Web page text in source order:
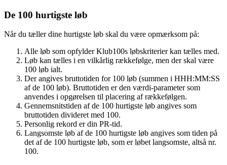
De 100 hurtigste løb
Når du tæller dine hurtigste løb skal du være opmærksom på:
Alle løb som opfylder Klub100s løbskriterier kan tælles med.
Løb kan tælles i en vilkårlig rækkefølge, men der skal være
100 løb ialt.
Der angives bruttotiden for 100 løb (summen i HHH:MM:SS
af de 100 løb). Bruttotiden er den værdi-parameter som
anvendes i opgørelsen til placering af rækkefølgen.
Gennemsnitstiden af de 100 hurtigste løb angives som
bruttotiden divideret med 100.
Personlig rekord er din PR-tid.
Langsomste løb af de 100 hurtigste løb angives som tiden på
det af de 100 hurtigste løb, som er løbet langsomste, altså nr.
100.